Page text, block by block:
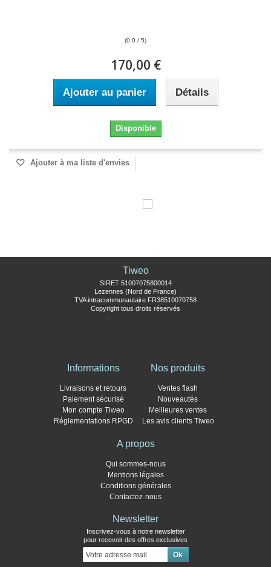
(0.0 / 5)
170,00 €
Ajouter au panier Détails
Disponible
Ajouter à ma liste d'envies
Tiweo
SIRET 51007075800014
Lezennes (Nord de France)
TVA intracommunautaire FR38510070758
Copyright tous droits réservés
Informations
Livraisons et retours
Paiement sécurisé
Mon compte Tiweo
Réglementations RPGD
Nos produits
Ventes flash
Nouveautés
Meilleures ventes
Les avis clients Tiweo
A propos
Qui sommes-nous
Mentions légales
Conditions générales
Contactez-nous
Newsletter
Inscrivez-vous à notre newsletter
pour recevoir des offres exclusives